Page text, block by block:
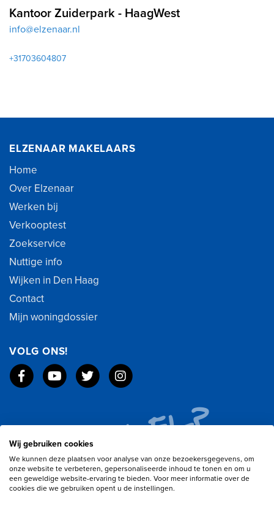
Kantoor Zuiderpark - HaagWest
info@elzenaar.nl
+31703604807
ELZENAAR MAKELAARS
Home
Over Elzenaar
Werken bij
Verkooptest
Zoekservice
Nuttige info
Wijken in Den Haag
Contact
Mijn woningdossier
VOLG ONS!
Wij gebruiken cookies
We kunnen deze plaatsen voor analyse van onze bezoekersgegevens, om
onze website te verbeteren, gepersonaliseerde inhoud te tonen en om u
een geweldige website-ervaring te bieden. Voor meer informatie over de
cookies die we gebruiken opent u de instellingen.